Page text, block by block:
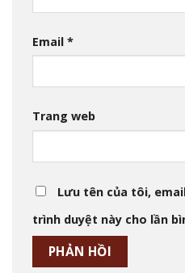
Email *
Trang web
Lưu tên của tôi,
trình duyệt này cho lần